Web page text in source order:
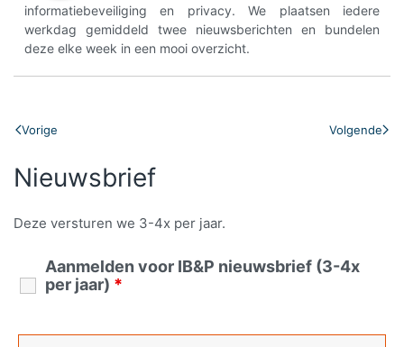
informatiebeveiliging en privacy. We plaatsen iedere
werkdag gemiddeld twee nieuwsberichten en bundelen
deze elke week in een mooi overzicht.
Vorige Volgende
Nieuwsbrief
Deze versturen we 3-4x per jaar.
Aanmelden voor IB&P nieuwsbrief (3-4x
per jaar) *